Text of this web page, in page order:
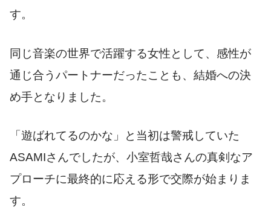
す。
同じ音楽の世界で活躍する女性として、感性が
通じ合うパートナーだったことも、結婚への決
め手となりました。
「遊ばれてるのかな」と当初は警戒していた
ASAMIさんでしたが、小室哲哉さんの真剣なア
プローチに最終的に応える形で交際が始まりま
す。